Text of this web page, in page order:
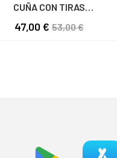
CUÑA CON TIRAS
DORADO
47,00 €53,00 €